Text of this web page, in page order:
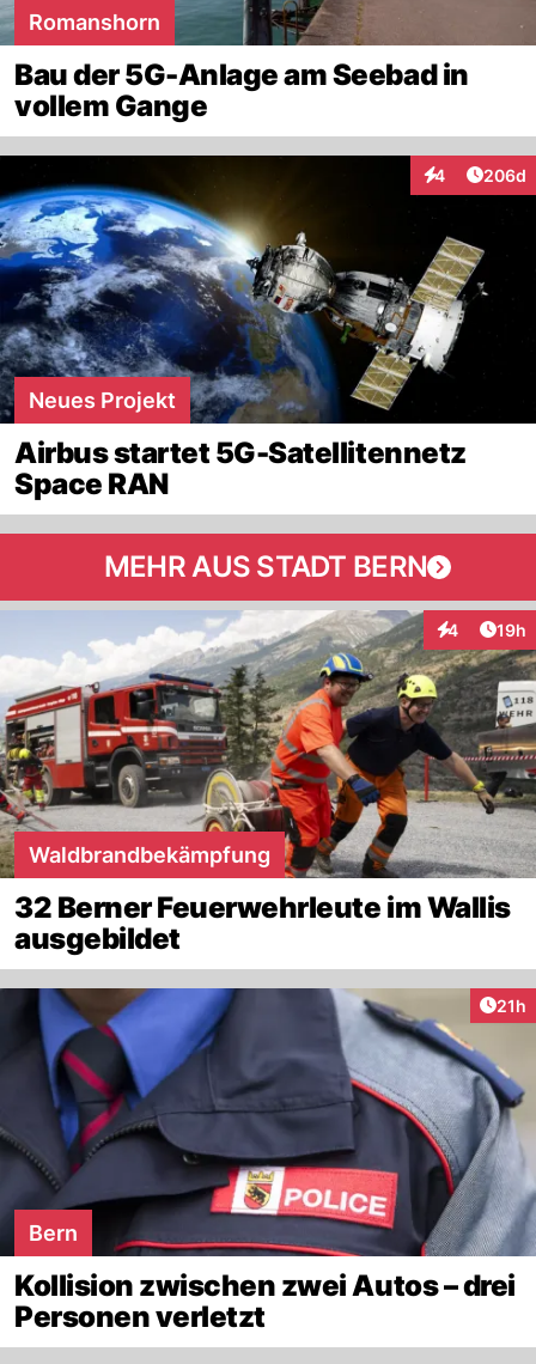
Romanshorn
Bau der 5G-Anlage am Seebad in
vollem Gange
4
Interaktionen
206d
Neues Projekt
Airbus startet 5G-Satellitennetz
Space RAN
MEHR AUS STADT BERN
4
Interaktionen
19h
Waldbrandbekämpfung
32 Berner Feuerwehrleute im Wallis
ausgebildet
21h
Bern
Kollision zwischen zwei Autos – drei
Personen verletzt